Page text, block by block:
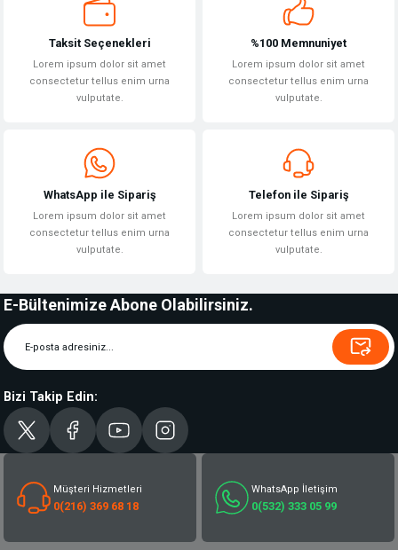
Taksit Seçenekleri
Lorem ipsum dolor sit amet
consectetur tellus enim urna
vulputate.
%100 Memnuniyet
Lorem ipsum dolor sit amet
consectetur tellus enim urna
vulputate.
WhatsApp ile Sipariş
Lorem ipsum dolor sit amet
consectetur tellus enim urna
vulputate.
Telefon ile Sipariş
Lorem ipsum dolor sit amet
consectetur tellus enim urna
vulputate.
E-Bültenimize Abone Olabilirsiniz.
Bizi Takip Edin:
Müşteri Hizmetleri
0(216) 369 68 18
WhatsApp İletişim
0(532) 333 05 99